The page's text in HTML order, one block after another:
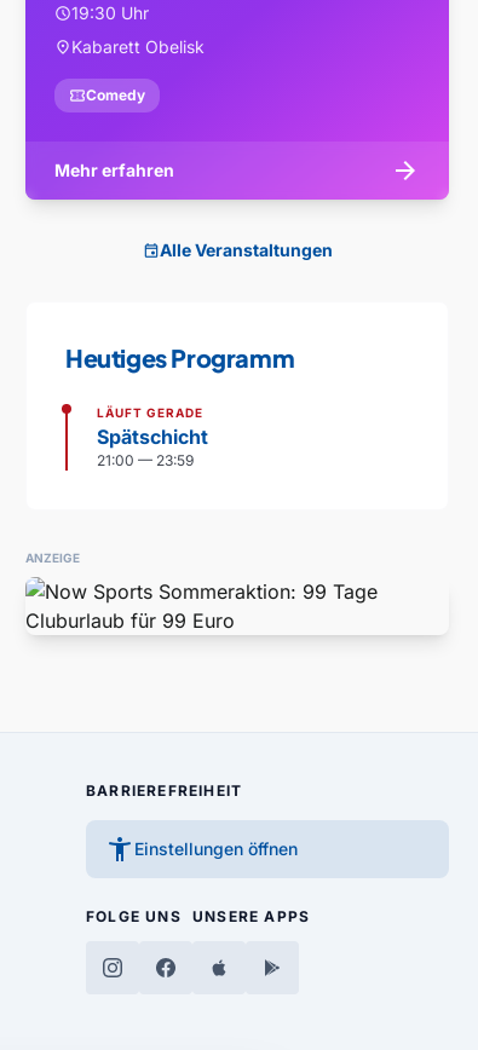
schedule19:30 Uhr
location_onKabarett Obelisk
confirmation_numberComedy
Mehr erfahren arrow_forward
eventAlle Veranstaltungen
Heutiges Programm
LÄUFT GERADE
Spätschicht
21:00 — 23:59
ANZEIGE
BARRIEREFREIHEIT
accessibility_new Einstellungen öffnen
FOLGE UNS UNSERE APPS